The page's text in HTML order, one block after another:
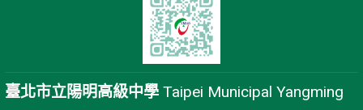
臺北市立陽明高級中學 Taipei Municipal Yangming